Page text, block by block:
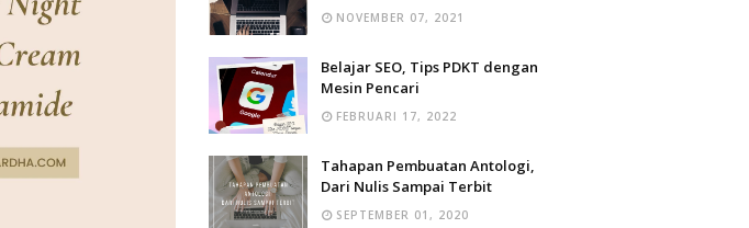
NOVEMBER 07, 2021
Belajar SEO, Tips PDKT dengan
Mesin Pencari
FEBRUARI 17, 2022
Tahapan Pembuatan Antologi,
Dari Nulis Sampai Terbit
SEPTEMBER 01, 2020